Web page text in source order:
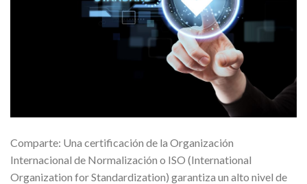
Comparte: Una certificación de la Organización
Internacional de Normalización o ISO (International
Organization for Standardization) garantiza un alto nivel de